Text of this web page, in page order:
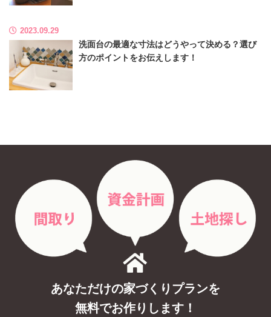
2023.09.29
洗面台の最適な寸法はどうやって決める？選び
方のポイントをお伝えします！
あなただけの家づくりプランを
無料でお作りします！